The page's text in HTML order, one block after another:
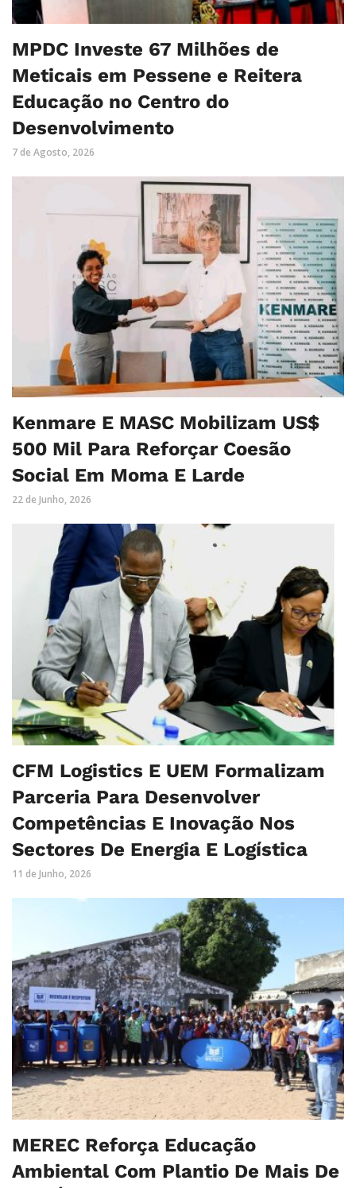
MPDC Investe 67 Milhões de
Meticais em Pessene e Reitera
Educação no Centro do
Desenvolvimento
7 de Agosto, 2026
Kenmare E MASC Mobilizam US$
500 Mil Para Reforçar Coesão
Social Em Moma E Larde
22 de Junho, 2026
CFM Logistics E UEM Formalizam
Parceria Para Desenvolver
Competências E Inovação Nos
Sectores De Energia E Logística
11 de Junho, 2026
MEREC Reforça Educação
Ambiental Com Plantio De Mais De